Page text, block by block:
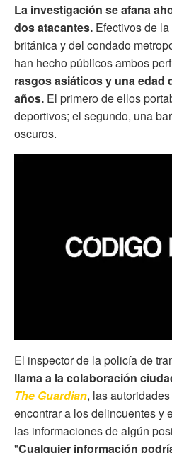
La investigación se afana
dos atacantes. Efectivos de
británica y del condado
han hecho públicos ambos
rasgos asiáticos y una edad
años. El primero de ellos
deportivos; el segundo, una
oscuros.
El inspector de la policía de
llama a la colaboración
The Guardian, las
encontrar a los delincuentes y
las informaciones de algún
"Cualquier información